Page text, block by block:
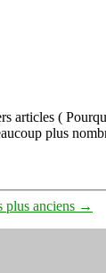
articles (
plus
plus anciens →